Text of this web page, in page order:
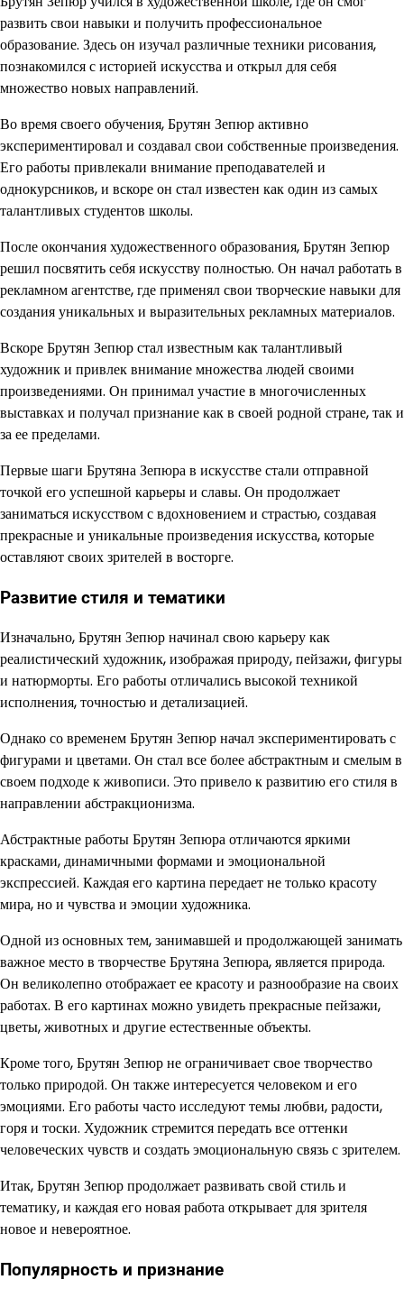
развить свои навыки и получить профессиональное
образование. Здесь он изучал различные техники рисования,
познакомился с историей искусства и открыл для себя
множество новых направлений.
Во время своего обучения, Брутян Зепюр активно
экспериментировал и создавал свои собственные произведения.
Его работы привлекали внимание преподавателей и
однокурсников, и вскоре он стал известен как один из самых
талантливых студентов школы.
После окончания художественного образования, Брутян Зепюр
решил посвятить себя искусству полностью. Он начал работать в
рекламном агентстве, где применял свои творческие навыки для
создания уникальных и выразительных рекламных материалов.
Вскоре Брутян Зепюр стал известным как талантливый
художник и привлек внимание множества людей своими
произведениями. Он принимал участие в многочисленных
выставках и получал признание как в своей родной стране, так и
за ее пределами.
Первые шаги Брутяна Зепюра в искусстве стали отправной
точкой его успешной карьеры и славы. Он продолжает
заниматься искусством с вдохновением и страстью, создавая
прекрасные и уникальные произведения искусства, которые
оставляют своих зрителей в восторге.
Развитие стиля и тематики
Изначально, Брутян Зепюр начинал свою карьеру как
реалистический художник, изображая природу, пейзажи, фигуры
и натюрморты. Его работы отличались высокой техникой
исполнения, точностью и детализацией.
Однако со временем Брутян Зепюр начал экспериментировать с
фигурами и цветами. Он стал все более абстрактным и смелым в
своем подходе к живописи. Это привело к развитию его стиля в
направлении абстракционизма.
Абстрактные работы Брутян Зепюра отличаются яркими
красками, динамичными формами и эмоциональной
экспрессией. Каждая его картина передает не только красоту
мира, но и чувства и эмоции художника.
Одной из основных тем, занимавшей и продолжающей занимать
важное место в творчестве Брутяна Зепюра, является природа.
Он великолепно отображает ее красоту и разнообразие на своих
работах. В его картинах можно увидеть прекрасные пейзажи,
цветы, животных и другие естественные объекты.
Кроме того, Брутян Зепюр не ограничивает свое творчество
только природой. Он также интересуется человеком и его
эмоциями. Его работы часто исследуют темы любви, радости,
горя и тоски. Художник стремится передать все оттенки
человеческих чувств и создать эмоциональную связь с зрителем.
Итак, Брутян Зепюр продолжает развивать свой стиль и
тематику, и каждая его новая работа открывает для зрителя
новое и невероятное.
Популярность и признание